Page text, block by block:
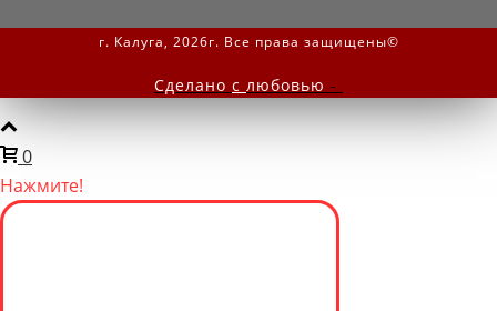
г. Калуга, 2026г. Все права защищены©
Сделано с любовью -
0
Нажмите!